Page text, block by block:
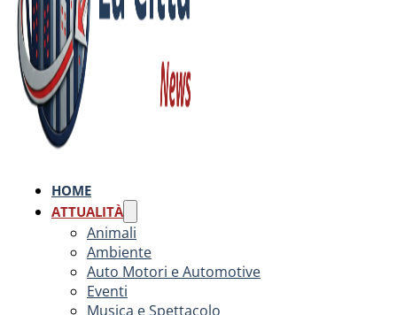
HOME
ATTUALITÀ
Animali
Ambiente
Auto Motori e Automotive
Eventi
Musica e Spettacolo